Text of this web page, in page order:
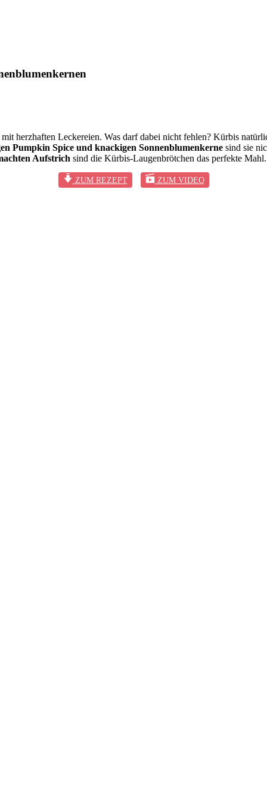
herzhaften Leckereien. Was darf dabei nicht fehlen? Kürbis
Pumpkin Spice und knackigen Sonnenblumenkerne sind sie
Aufstrich sind die Kürbis-Laugenbrötchen das perfekte
ZUM REZEPT ZUM VIDEO